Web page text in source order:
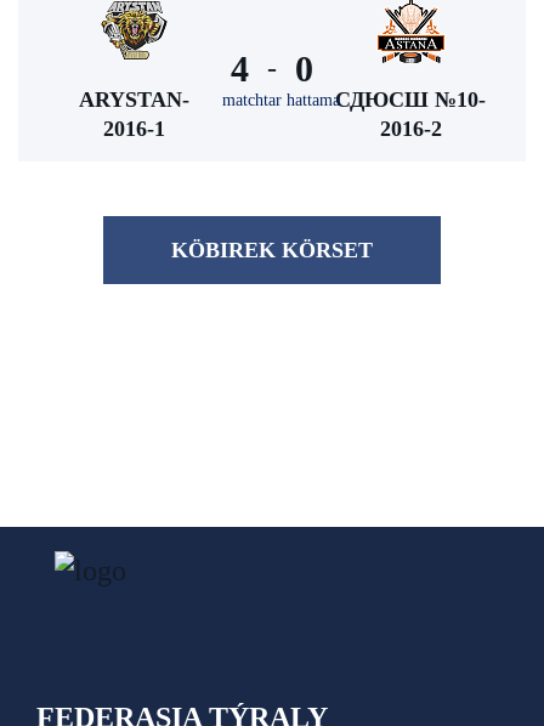
ARYSTAN-
2016-1
4 -
matchtar hattama
0
СДЮСШ №10-
2016-2
KÖBІREK KÖRSET
FEDERASIA TÝRALY